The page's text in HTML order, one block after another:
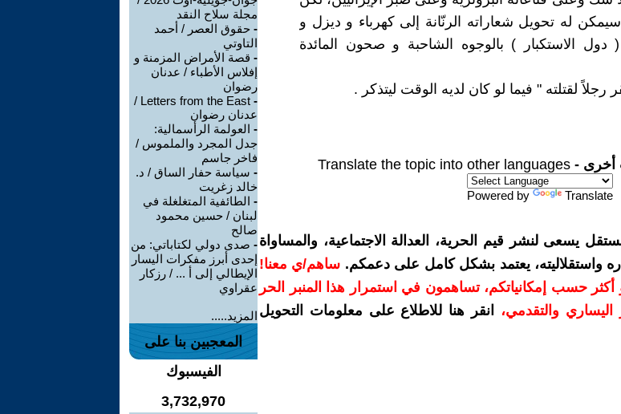
له تحويل شعاراته الرنّانة إلى كهرباء و ديزل و
الاستكبار ) بالوجوه الشاحبة و صحون المائدة
لقتلته " فيما لو كان لديه الوقت ليتذكر .
أخرى - Translate the topic into other languages
Powered by Translate
يسعى لنشر قيم الحرية، العدالة الاجتماعية، والمساواة
واستقلاليته، يعتمد بشكل كامل على دعمكم. ساهم/ي معنا!
سنويًا أو أكثر حسب إمكانياتكم، تساهمون في استمرار هذا المنبر الحر
اليساري والتقدمي،
انقر هنا للاطلاع على معلومات التحويل
مجلة سلاح النقد
- حقوق العصر / أحمد
التاوتي
- قصة الأمراض المزمنة و
إفلاس الأطباء / عدنان
رضوان
-
Letters from the East /
عدنان رضوان
- العولمة الرأسمالية:
جدل المجرد والملموس /
فاخر جاسم
- سياسة حفار الساق / د.
خالد زغريت
- الطائفية المتغلغلة في
لبنان / حسين محمود
صالح
- صدى دولي لكتاباتي: من
إحدى أبرز مفكرات اليسار
الإيطالي إلى أ ... / رزكار
عقراوي
المزيد.....
المعجبين بنا على
الفيسبوك
3,732,970